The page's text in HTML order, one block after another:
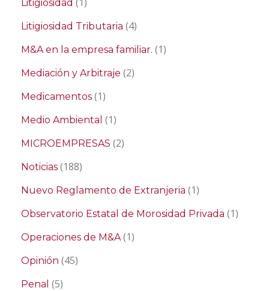
Litigiosidad
Litigiosidad Tributaria (4)
M&A en la empresa familiar. (1)
Mediación y Arbitraje (2)
Medicamentos (1)
Medio Ambiental (1)
MICROEMPRESAS (2)
Noticias (188)
Nuevo Reglamento de Extranjeria (1)
Observatorio Estatal de Morosidad Privada (1)
Operaciones de M&A(1)
Opinión (45)
Penal (5)